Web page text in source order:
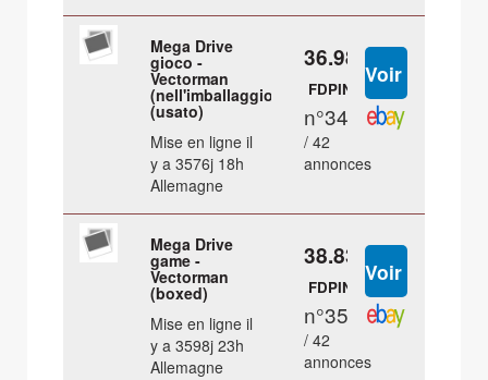
Mega Drive
gioco -
Vectorman
(nell'imballaggio)
(usato)
Mise en ligne il
y a 3576j 18h
Allemagne
36.98 €
FDPIN
n°34
/ 42
annonces
Mega Drive
game -
Vectorman
(boxed)
Mise en ligne il
y a 3598j 23h
Allemagne
38.83 €
FDPIN
n°35
/ 42
annonces